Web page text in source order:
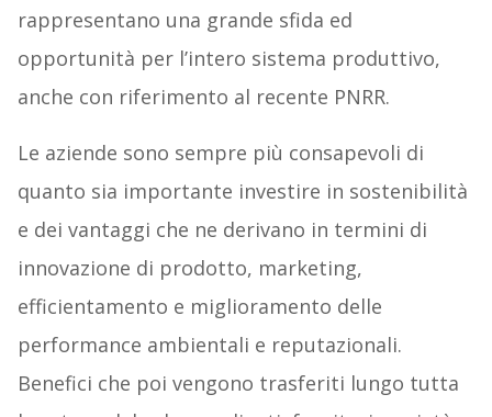
rappresentano una grande sfida ed
opportunità per l’intero sistema produttivo,
anche con riferimento al recente PNRR.
Le aziende sono sempre più consapevoli di
quanto sia importante investire in sostenibilità
e dei vantaggi che ne derivano in termini di
innovazione di prodotto, marketing,
efficientamento e miglioramento delle
performance ambientali e reputazionali.
Benefici che poi vengono trasferiti lungo tutta